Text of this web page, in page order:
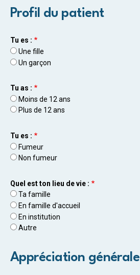
Profil du patient
Tu es :
Une fille
Un garçon
Tu as :
Moins de 12 ans
Plus de 12 ans
Tu es :
Fumeur
Non fumeur
Quel est ton lieu de vie :
Ta famille
En famille d'accueil
En institution
Autre
Appréciation générale